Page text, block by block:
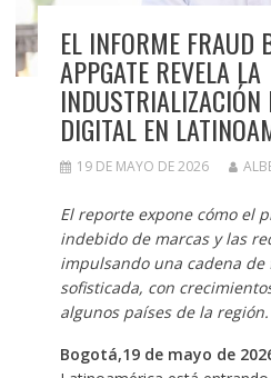
EL INFORME FRAUD
APPGATE REVELA LA
INDUSTRIALIZACIÓN
DIGITAL EN
19 DE MAYO DE 2026
El reporte expone cómo el
indebido de marcas y las
impulsando una cadena de
sofisticada, con
algunos países de la región.
Bogotá,19 de mayo de